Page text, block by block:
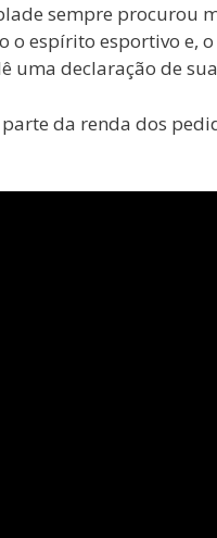
sempre procurou
o espírito esportivo e,
uma declaração de
da renda dos